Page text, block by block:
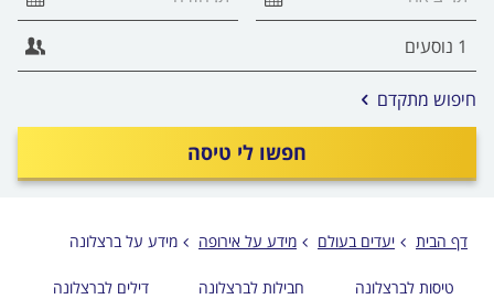
חפשו לי טיסה
חיפוש מתקדם אפשרויות
החיפוש
לפני
דף הבית יעדים בעולם מידע על אירופה מידע על ברצלונה
טיסות לברצלונה חבילות לברצלונה דילים לברצלונה